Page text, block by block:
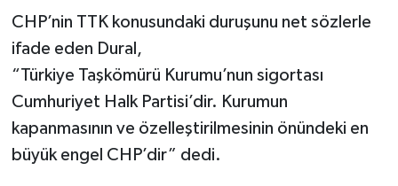
CHP’nin TTK konusundaki duruşunu net sözlerle
ifade eden Dural,
“Türkiye Taşkömürü Kurumu’nun sigortası
Cumhuriyet Halk Partisi’dir. Kurumun
kapanmasının ve özelleştirilmesinin önündeki en
büyük engel CHP’dir” dedi.